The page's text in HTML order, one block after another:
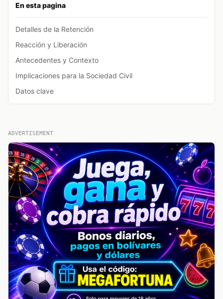
En esta pagina
Detalles de la Retención
Reacción y Liberación
Antecedentes y Contexto
Implicaciones para la Sociedad Civil
Datos clave
ADVERTISEMENT